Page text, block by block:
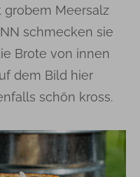
Meersalz
schmecken sie
Brote von innen
dem Bild hier
schön kross.